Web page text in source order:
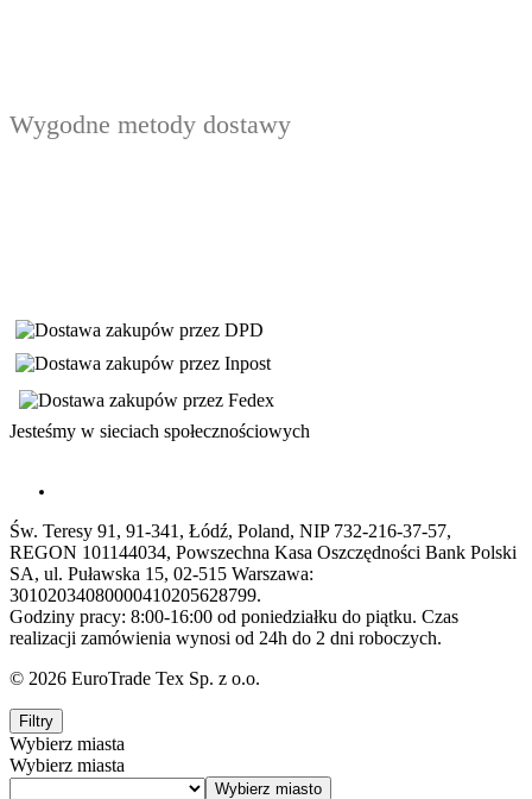
Wygodne metody dostawy
Jesteśmy w sieciach społecznościowych
Św. Teresy 91, 91-341, Łódź, Poland, NIP 732-216-37-57,
REGON 101144034, Powszechna Kasa Oszczędności Bank Polski
SA, ul. Puławska 15, 02-515 Warszawa:
30102034080000410205628799.
Godziny pracy: 8:00-16:00 od poniedziałku do piątku. Czas
realizacji zamówienia wynosi od 24h do 2 dni roboczych.
© 2026 EuroTrade Tex Sp. z o.o.
Filtry
Wybierz miasta
Wybierz miasta